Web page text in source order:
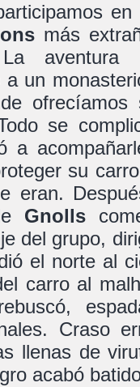
más
aventura
un
se
a
su
eran.
Gnolls
del grupo,
el norte al
carro al
Craso
llenas de
acabó